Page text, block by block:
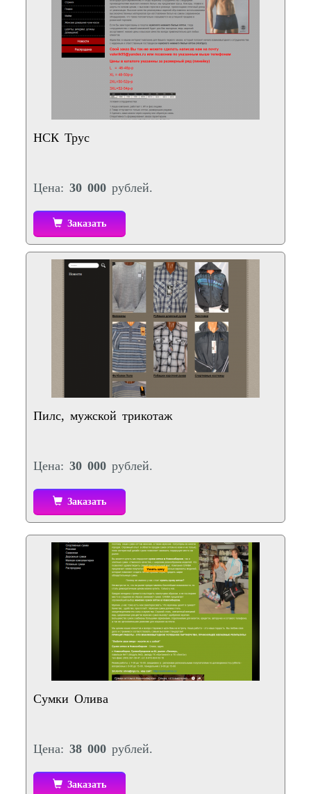
НСК Трус
Цена: 30 000 рублей.
Заказать
Пилс, мужской трикотаж
Цена: 30 000 рублей.
Заказать
Сумки Олива
Цена: 38 000 рублей.
Заказать